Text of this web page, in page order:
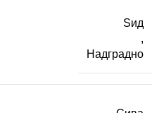
Ѕид
,
Надградно